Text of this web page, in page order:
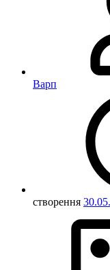
Варп
створення